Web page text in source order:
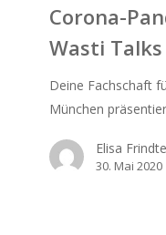
Corona-
Pandemie
Wasti Talks
Corona-
Wasti Talks
Deine Fachschaft
München
Elisa Frindte
30. Mai 2020